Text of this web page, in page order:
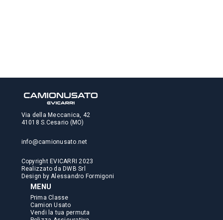
Via della Meccanica, 42
41018 S.Cesario (MO)
info@camionusato.net
Copyright EVICARRI 2023
Realizzato da DWB Srl
Design byAlessandro Formigoni
MENU
Prima Classe
Camion Usato
Vendi la tua permuta